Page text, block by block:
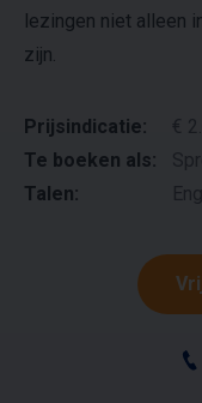
lezingen niet alleen
zijn.
Prijsindicatie:
€
Te boeken als:
Talen: